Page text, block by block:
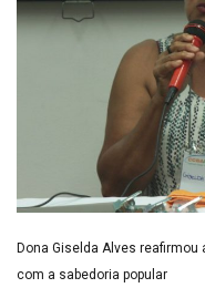
Dona Giselda Alves
com a sabedoria popular